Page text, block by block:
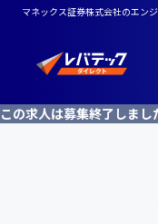
マネックス証券株式会社のエン
この求人は募集終了しまし